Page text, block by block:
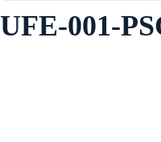
UFE-001-